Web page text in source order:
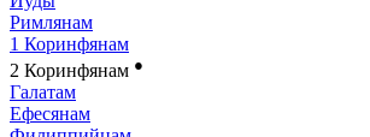
Римлянам
1 Коринфянам
2 Коринфянам ●
Галатам
Ефесянам